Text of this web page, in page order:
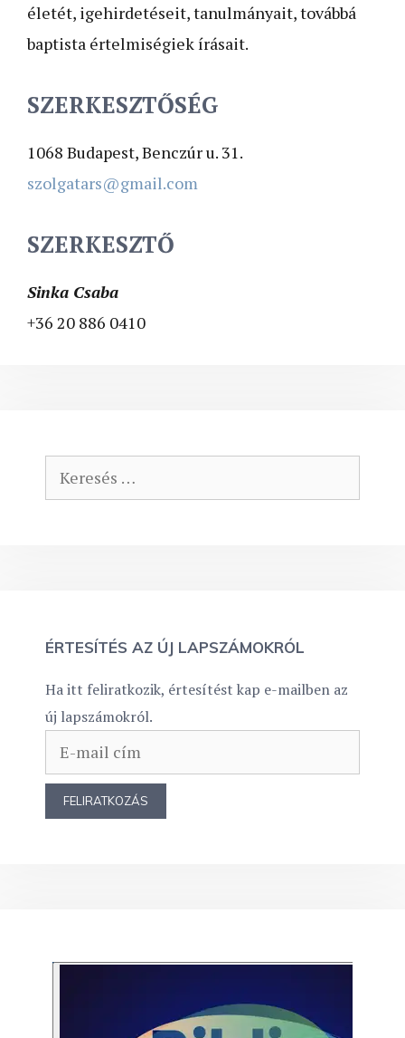
életét, igehirdetéseit, tanulmányait, továbbá
baptista értelmiségiek írásait.
SZERKESZTŐSÉG
1068 Budapest, Benczúr u. 31.
szolgatars@gmail.com
SZERKESZTŐ
Sinka Csaba
+36 20 886 0410
Keresés:
ÉRTESÍTÉS AZ ÚJ LAPSZÁMOKRÓL
Ha itt feliratkozik, értesítést kap e-mailben az
új lapszámokról.